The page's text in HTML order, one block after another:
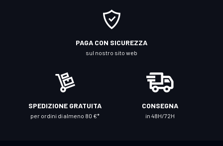
PAGA CON SICUREZZA
sul nostro sito web
SPEDIZIONE GRATUITA
per ordini di almeno 80 €*
CONSEGNA
in 48H/72H